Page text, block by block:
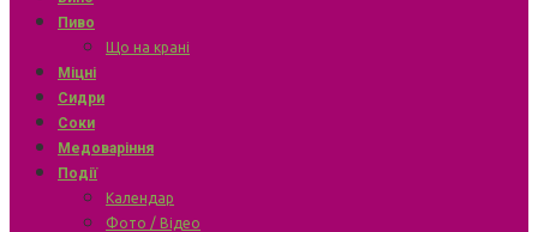
Пиво
Що на крані
Міцні
Сидри
Соки
Медоваріння
Події
Календар
Фото / Відео